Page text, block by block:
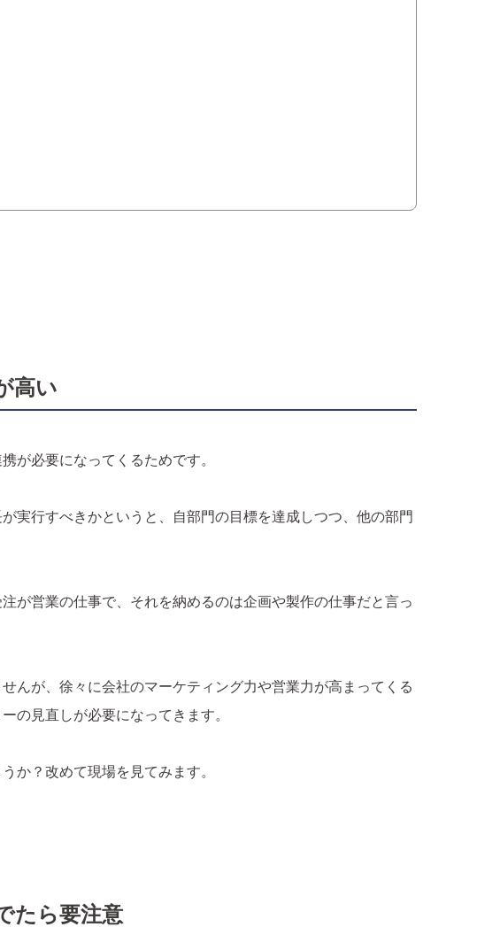
高い
が必要になってくるためです。
実行すべきかというと、自部門の目標を達成しつつ、他の部門
が営業の仕事で、それを納めるのは企画や製作の仕事だと言っ
んが、徐々に会社のマーケティング力や営業力が高まってくる
の見直しが必要になってきます。
か？改めて現場を見てみます。
たら要注意